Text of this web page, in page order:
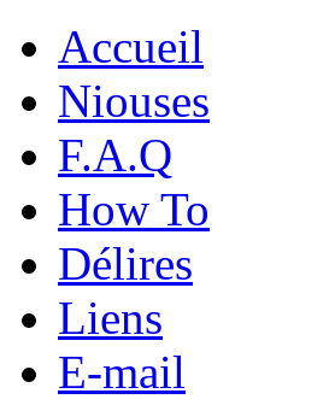
Accueil
Niouses
F.A.Q
How To
Délires
Liens
E-mail